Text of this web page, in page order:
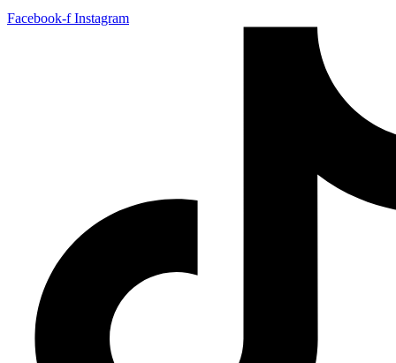
Facebook-f Instagram